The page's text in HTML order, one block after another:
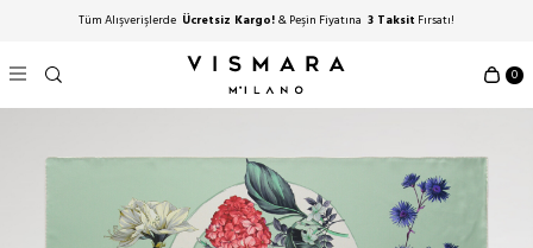
Tüm Alışverişlerde Ücretsiz Kargo!& Peşin Fiyatına 3 Taksit Fırsatı!
0